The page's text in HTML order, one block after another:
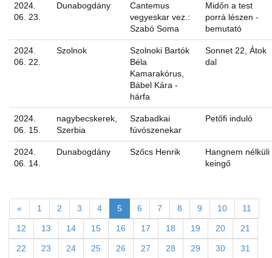
2024.
06. 23.
Dunabogdány
Cantemus
vegyeskar vez.:
Szabó Soma
Midőn a test
porrá lészen -
bemutató
2024.
06. 22.
Szolnok
Szolnoki Bartók
Béla
Kamarakórus,
Bábel Kára -
hárfa
Sonnet 22, Átok
dal
2024.
06. 15.
nagybecskerek,
Szerbia
Szabadkai
fúvószenekar
Petőfi induló
2024.
06. 14.
Dunabogdány Szőcs Henrik
Hangnem nélküli
keingő
« 1 2 3 4 5 6 7 8 9 10 11
12 13 14 15 16 17 18 19 20 21
22 23 24 25 26 27 28 29 30 31